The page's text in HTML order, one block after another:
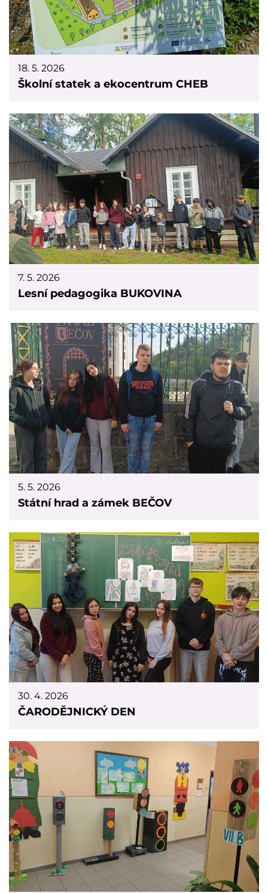
18. 5. 2026
Školní statek a ekocentrum CHEB
7. 5. 2026
Lesní pedagogika BUKOVINA
5. 5. 2026
Státní hrad a zámek BEČOV
30. 4. 2026
ČARODĚJNICKÝ DEN